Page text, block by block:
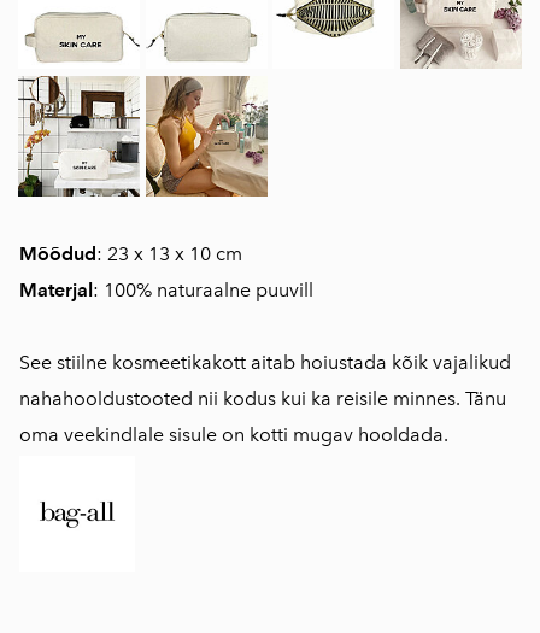
Mõõdud: 23 x 13 x 10 cm
Materjal: 100% naturaalne puuvill
See stiilne kosmeetikakott aitab hoiustada kõik vajalikud
nahahooldustooted nii kodus kui ka reisile minnes. Tänu
oma veekindlale sisule on kotti mugav hooldada.